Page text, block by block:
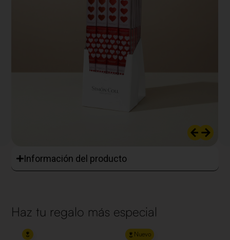
Información del producto
Haz tu regalo más especial
Nuevo